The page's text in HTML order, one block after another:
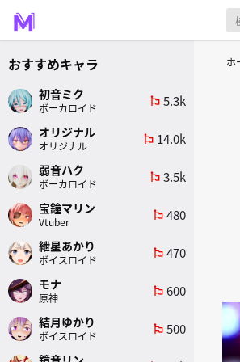
ホ
おすすめキャラ
初音ミク
ボーカロイド
emoji_flags 5.3k
オリジナル
オリジナル
emoji_flags 14.0k
弱音ハク
ボーカロイド
emoji_flags 3.5k
宝鐘マリン
Vtuber
emoji_flags 480
紲星あかり
ボイスロイド
emoji_flags 470
モナ
原神
emoji_flags 600
結月ゆかり
ボイスロイド
emoji_flags 500